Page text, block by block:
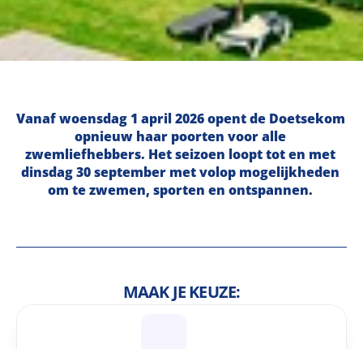
Vanaf woensdag 1 april 2026 opent de Doetsekom
opnieuw haar poorten voor alle
zwemliefhebbers. Het seizoen loopt tot en met
dinsdag 30 september met volop mogelijkheden
om te zwemen, sporten en ontspannen.
MAAK JE KEUZE: